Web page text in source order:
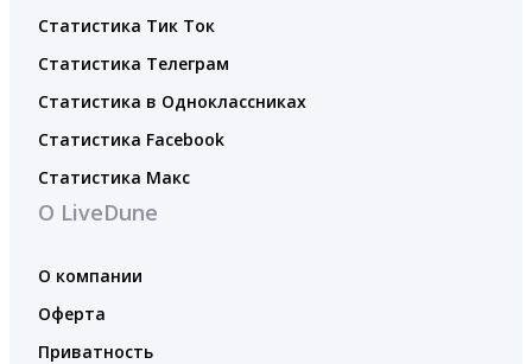
Статистика Тик Ток
Статистика Телеграм
Статистика в Одноклассниках
Статистика Facebook
Статистика Макс
О LiveDune
О компании
Оферта
Приватность